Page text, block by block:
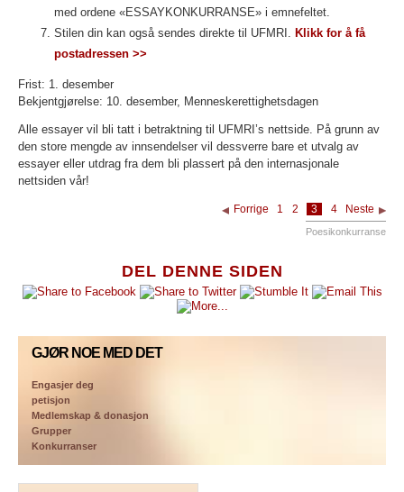
DEL DENNE SIDEN
GJØR NOE MED DET
Engasjer deg
petisjon
Medlemskap & donasjon
Grupper
Konkurranser
med ordene «ESSAYKONKURRANSE» i emnefeltet.
Stilen din kan også sendes direkte til UFMRI. Klikk for å få
postadressen >>
Frist: 1. desember
Bekjentgjørelse: 10. desember, Menneskerettighetsdagen
Alle essayer vil bli tatt i betraktning til UFMRI’s nettside. På grunn av
den store mengde av innsendelser vil dessverre bare et utvalg av
essayer eller utdrag fra dem bli plassert på den internasjonale
nettsiden vår!
Forrige 1 2 3 4 Neste
Poesikonkurranse